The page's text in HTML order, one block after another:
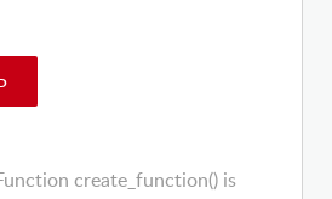
create_function() is